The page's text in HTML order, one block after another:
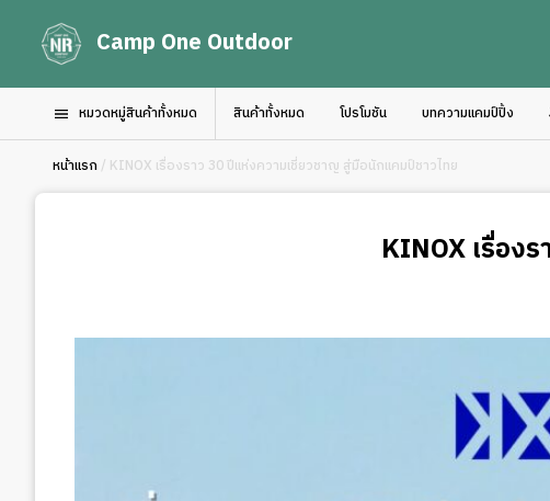
Camp One Outdoor
หมวดหมู่สินค้าทั้งหมด สินค้าทั้งหมด โปรโมชัน บทความแคมป์ปิ้ง
หน้าแรก / KINOX เรื่องราว 30 ปีแห่งความเชี่ยวชาญ สู่มือนักแคมป์ชาวไทย
KINOX เรื่อง